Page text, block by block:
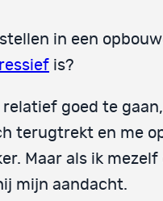
in een
is?
goed te
terugtrekt en me
Maar als ik mezelf
mijn aandacht.